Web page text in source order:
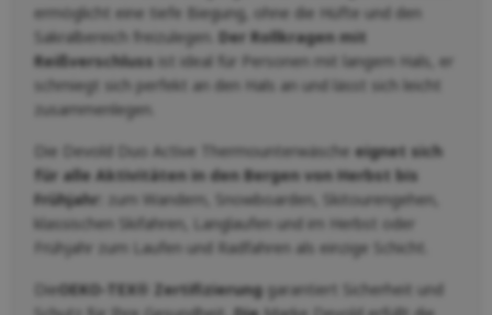
ermöglicht eine tiefe Biegung, ohne die Hüfte und den
Sakralbereich freizulegen. Der Rollkragen mit
Reißverschluss ist ideal für Personen mit langem Hals, er
schmiegt sich perfekt an den Hals an und lässt sich leicht
zusammenlegen.
Die Devold Duo Active Thermounterwäsche eignet sich
für alle Aktivitäten in den Bergen von Herbst bis
Frühjahr:
zum Wandern, Snowboarden, Skitourengehen,
klassischen Skifahren, Langlaufen und im Herbst oder
Frühjahr zum Laufen und Radfahren als einzige Schicht.
DieOEKO-TEX® Zertifizierung garantiert Sicherheit und